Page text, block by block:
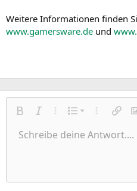
Weitere Informationen finden
www.gamersware.de und
Fett KursivWeitere
Liste Weitere
Link
Schriftgröße
9
TextfarbeSchriftfamilie
Arial
AusrichtungLinksbündig
Paragraph format
Normal
Heading 2
ZitatMedienTabelle einfügen
Insert horizontal
SpoilerCode
Wiederholen
BBCode umschalten
Formatierung
EntwürfeEntwurf
Schreibe deine Antwort....